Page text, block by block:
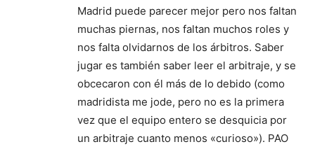
Madrid puede parecer mejor pero nos faltan
muchas piernas, nos faltan muchos roles y
nos falta olvidarnos de los árbitros. Saber
jugar es también saber leer el arbitraje, y se
obcecaron con él más de lo debido (como
madridista me jode, pero no es la primera
vez que el equipo entero se desquicia por
un arbitraje cuanto menos «curioso»). PAO